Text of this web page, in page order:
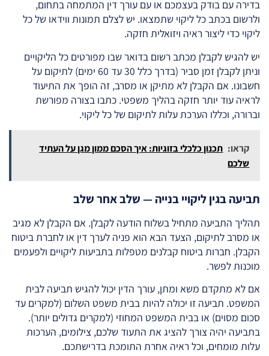
בדירה עם בודק בעצמכם או עם עורך דין המתמחה בתחום,
ולרשום בכתב כל ליקוי שתמצאו. יש לצלם תמונות ווידאו של כל
ליקוי כדי ליצור ראיה ויזואלית חזקה.
יש להגיש לקבלן מכתב רשום בדואר שבו מפורטים כל הליקויים
וניתן לקבלן זמן סביר (בדרך כלל 30 עד 60 ימים) לתיקום על
חשבונו. אם הקבלן לא מתיקן או מסרב, זה הופך את התיעוד
לראיה עוד יותר חזקה בהליך משפטי. כתבו בצורה מפורשת
וברורה, וכללו הערכת עלות לתיקום של כל ליקוי.
קראו: תכנון כלכלי בזוגיות: איך הסכם ממון מגן על העתיד
שלכם
תביעה בגין ליקויי בנייה — שלב אחר שלב
תהליך התביעה מתחיל בשלוח הודעה לקבלן. אם הקבלן לא מגיב
או מסרב לתיקום, הצעד הבא הוא פניה לערך דין או לחברת ביטוח
הקבלן. חברות ביטוח קבלנים מטפלות בתביעות ליקויים ולפעמים
מוכנות לפשר.
אם לא מתקדם משא ומתן, עורך הדין יכול להגיש תביעה לבית
המשפט. תביעה זו יכולה להיות בבית משפט השלום (למקרים עד
סכום מסוים) או בבית המשפט המחוזי (למקרים גדולים יותר).
בתביעה יהיה צורך להציג את התעוד שלכם, צילומים, הערכות
עלות מומחים, וכל ראיה אחרת התומכת בדרישתכם.